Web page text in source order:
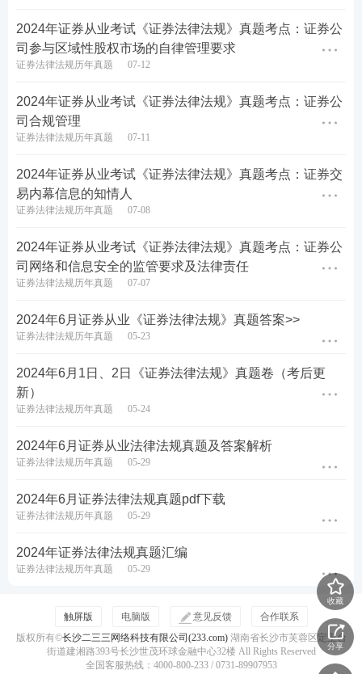
卡】【答题闯关赢奖品】
疯狂刷题>>【233网校APP下载
课程学习>>
2024年证券从业备考不知道从何下手？自
学晦涩难理解？建议
业课程，备考更有规划，早日拿下证券从业资格证
书！★建议：购买233网校证券从业课程，赠送价值9
9元/239元V题库会员~
2024年证券从业考试《证券法律法规》真题考点：证券公
司参与区域性股权市场的自律管理要求
证券法律法规历年真题 07-12
2024年证券从业考试《证券法律法规》真题考点：证券公
司合规管理
证券法律法规历年真题 07-11
2024年证券从业考试《证券法律法规》真题考点：证券交
易内幕信息的知情人
证券法律法规历年真题 07-08
2024年证券从业考试《证券法律法规》真题考点：证券公
司网络和信息安全的监管要求及法律责任
证券法律法规历年真题 07-07
2024年6月证券从业《证券法律法规》真题答案>>
证券法律法规历年真题 05-23
2024年6月1日、2日《证券法律法规》真题卷（考后更
新）
证券法律法规历年真题 05-24
2024年6月证券从业法律法规真题及答案解析
证券法律法规历年真题 05-29
2024年6月证券法律法规真题pdf下载
证券法律法规历年真题 05-29
2024年证券法律法规真题汇编
证券法律法规历年真题 05-29
收藏
分享
触屏版 电脑版 意见反馈
合作联系
版权所有©长沙二三三网络科技有限公司(233.com)湖南省长沙市芙蓉区定王台
街道建湘路393号长沙世茂环球金融中心32楼 All Rights Reserved
全国客服热线：4000-800-233 / 0731-89907953